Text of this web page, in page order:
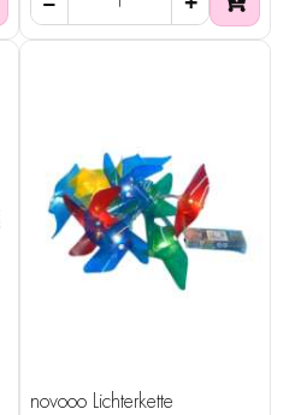
novooo Lichterkette